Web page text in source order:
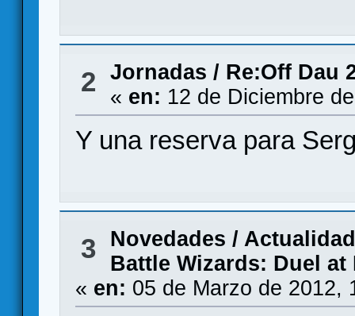
2 Jornadas / Re:Off Dau
« en: 12 de Diciembre
Y una reserva para
3
Novedades / Actualidad
Battle Wizards: Duel
« en: 05 de Marzo de 2012,